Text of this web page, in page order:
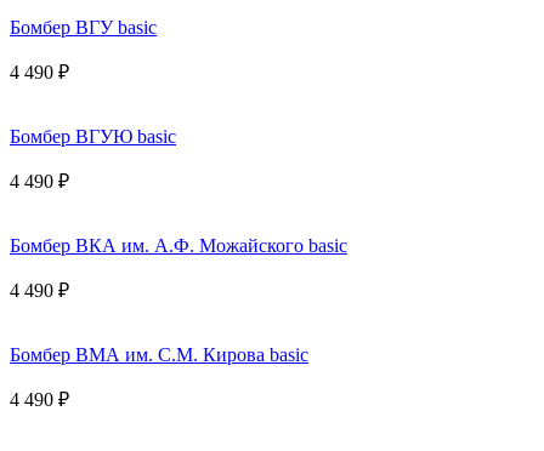
Бомбер ВГУ basic
4 490 ₽
Бомбер ВГУЮ basic
4 490 ₽
Бомбер ВКА им. А.Ф. Можайского basic
4 490 ₽
Бомбер ВМА им. С.М. Кирова basic
4 490 ₽